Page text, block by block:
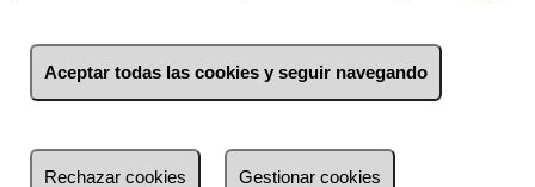
Volver
Aceptar todas las cookies y seguir navegando
Rechazar cookies Gestionar cookies